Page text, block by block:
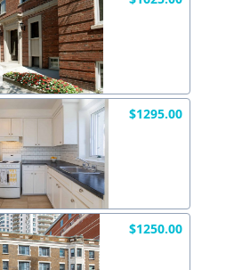
$1295.00
$1250.00